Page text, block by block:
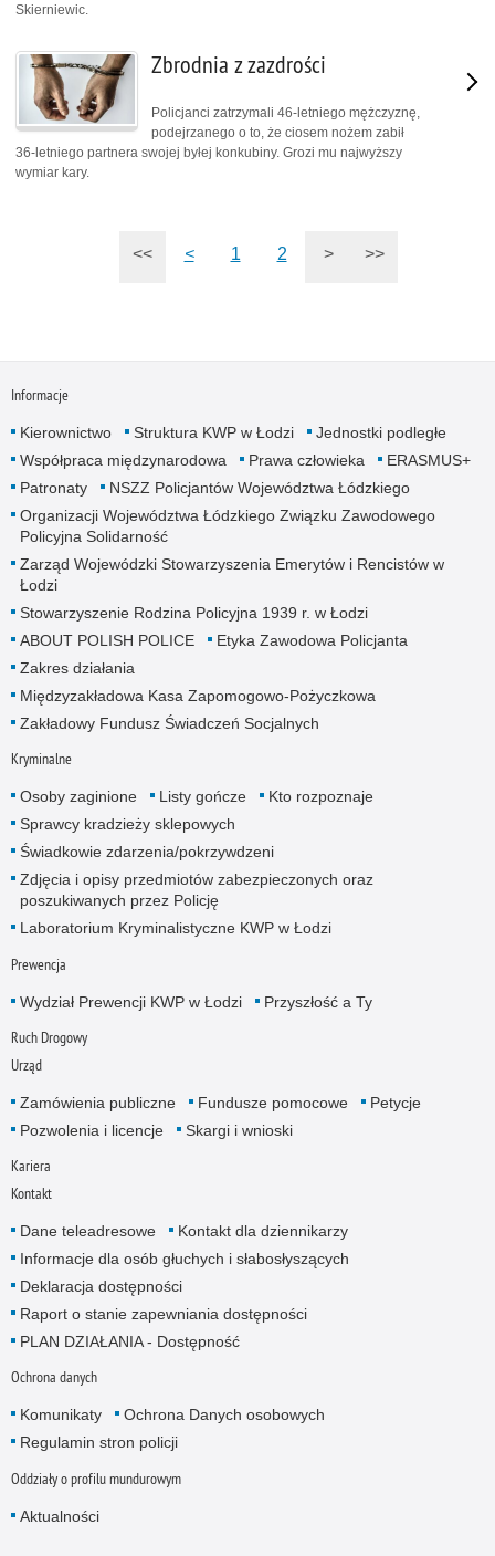
Skierniewic.
Zbrodnia z zazdrości
Policjanci zatrzymali 46-letniego mężczyznę,
podejrzanego o to, że ciosem nożem zabił
36-letniego partnera swojej byłej konkubiny. Grozi mu najwyższy
wymiar kary.
<< < 1 2 > >>
Informacje
Kierownictwo Struktura KWP w Łodzi
Jednostki podległe
Współpraca międzynarodowa
Prawa człowieka
ERASMUS+
Patronaty
NSZZ Policjantów Województwa Łódzkiego
Organizacji Województwa Łódzkiego Związku Zawodowego
Policyjna Solidarność
Zarząd Wojewódzki Stowarzyszenia Emerytów i Rencistów w
Łodzi
Stowarzyszenie Rodzina Policyjna 1939 r. w Łodzi
ABOUT POLISH POLICE
Etyka Zawodowa Policjanta
Zakres działania
Międzyzakładowa Kasa Zapomogowo-Pożyczkowa
Zakładowy Fundusz Świadczeń Socjalnych
Kryminalne
Osoby zaginione Listy gończe
Kto rozpoznaje
Sprawcy kradzieży sklepowych
Świadkowie zdarzenia/pokrzywdzeni
Zdjęcia i opisy przedmiotów zabezpieczonych oraz
poszukiwanych przez Policję
Laboratorium Kryminalistyczne KWP w Łodzi
Prewencja
Wydział Prewencji KWP w Łodzi Przyszłość a Ty
Ruch Drogowy
Urząd
Zamówienia publiczne Fundusze pomocowe
Petycje
Pozwolenia i licencje
Skargi i wnioski
Kariera
Kontakt
Dane teleadresowe
Kontakt dla dziennikarzy
Informacje dla osób głuchych i słabosłyszących
Deklaracja dostępności
Raport o stanie zapewniania dostępności
PLAN DZIAŁANIA - Dostępność
Ochrona danych
Komunikaty
Ochrona Danych osobowych
Regulamin stron policji
Oddziały o profilu mundurowym
Aktualności